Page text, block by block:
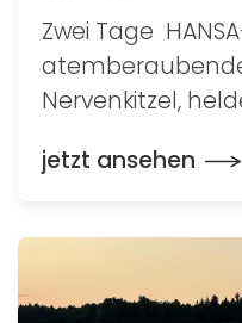
Zwei Tage
Nervenkitzel,
jetzt ansehen